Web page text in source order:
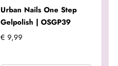
Urban Nails One Step
Gelpolish | OSGP39
€ 9,99